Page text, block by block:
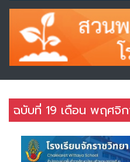
ฉบับที่ 19 เดือน พฤศจิ